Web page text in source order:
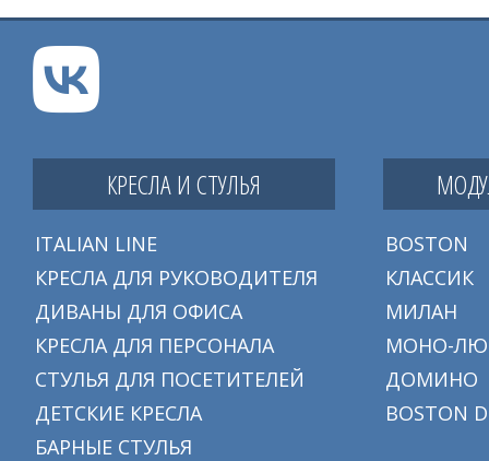
КРЕСЛА И СТУЛЬЯ
ITALIAN LINE
КРЕСЛА ДЛЯ РУКОВОДИТЕЛЯ
ДИВАНЫ ДЛЯ ОФИСА
КРЕСЛА ДЛЯ ПЕРСОНАЛА
СТУЛЬЯ ДЛЯ ПОСЕТИТЕЛЕЙ
ДЕТСКИЕ КРЕСЛА
БАРНЫЕ СТУЛЬЯ
BOSTON
КЛАССИК
МИЛАН
МОНО-
ДОМИНО
BOSTON